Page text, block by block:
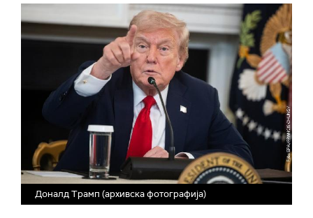
Доналд Трамп (архивска фотографија)